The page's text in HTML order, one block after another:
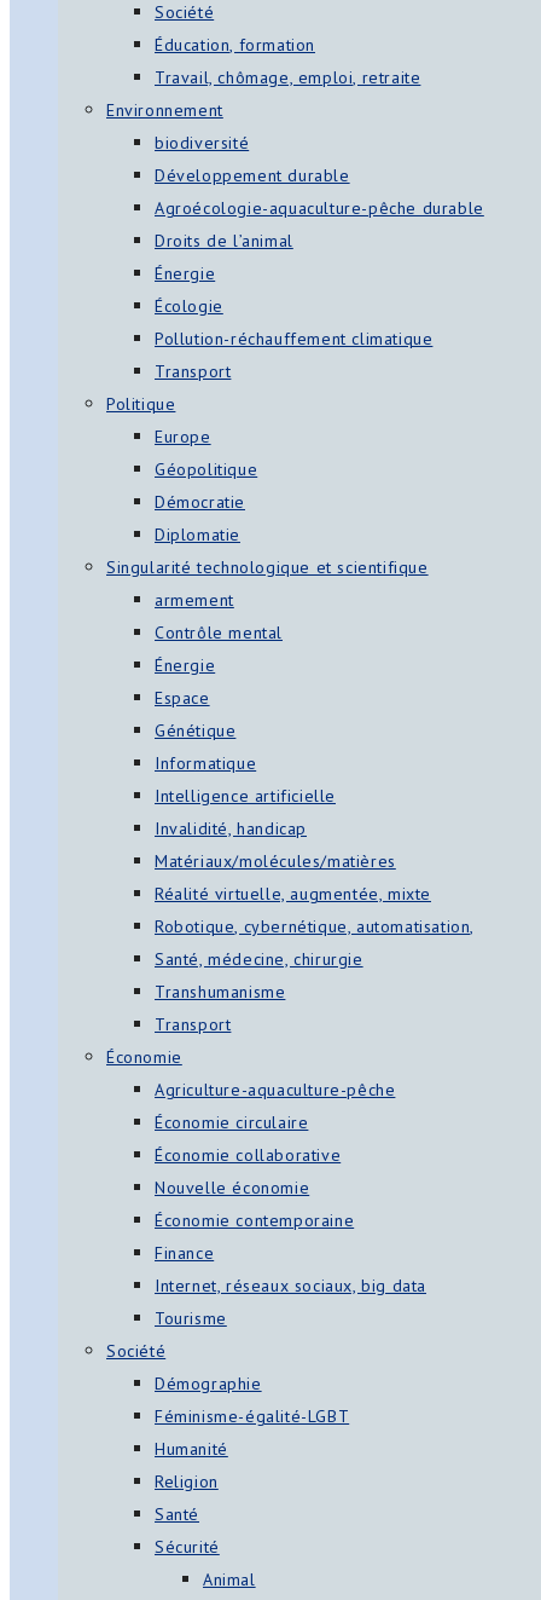
Société
Éducation, formation
Travail, chômage, emploi, retraite
Environnement
biodiversité
Développement durable
Agroécologie-aquaculture-pêche durable
Droits de l’animal
Énergie
Écologie
Pollution-réchauffement climatique
Transport
Politique
Europe
Géopolitique
Démocratie
Diplomatie
Singularité technologique et scientifique
armement
Contrôle mental
Énergie
Espace
Génétique
Informatique
Intelligence artificielle
Invalidité, handicap
Matériaux/molécules/matières
Réalité virtuelle, augmentée, mixte
Robotique, cybernétique, automatisation,
Santé, médecine, chirurgie
Transhumanisme
Transport
Économie
Agriculture-aquaculture-pêche
Économie circulaire
Économie collaborative
Nouvelle économie
Économie contemporaine
Finance
Internet, réseaux sociaux, big data
Tourisme
Société
Démographie
Féminisme-égalité-LGBT
Humanité
Religion
Santé
Sécurité
Animal